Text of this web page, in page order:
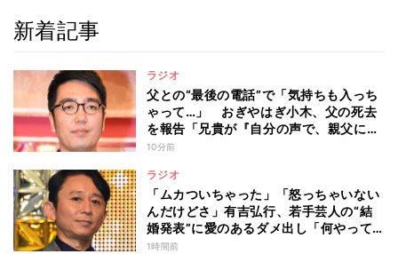
新着記事
ラジオ
父との“最後の電話”で「気持ちも入っち
ゃって…」 おぎやはぎ小木、父の死去
を報告「兄貴が『自分の声で、親父に話
してやってくれ』って」
10分前
ラジオ
「ムカついちゃった」「怒っちゃいない
んだけどさ」有吉弘行、若手芸人の“結
婚発表”に愛のあるダメ出し「何やって
んの?」
1時間前